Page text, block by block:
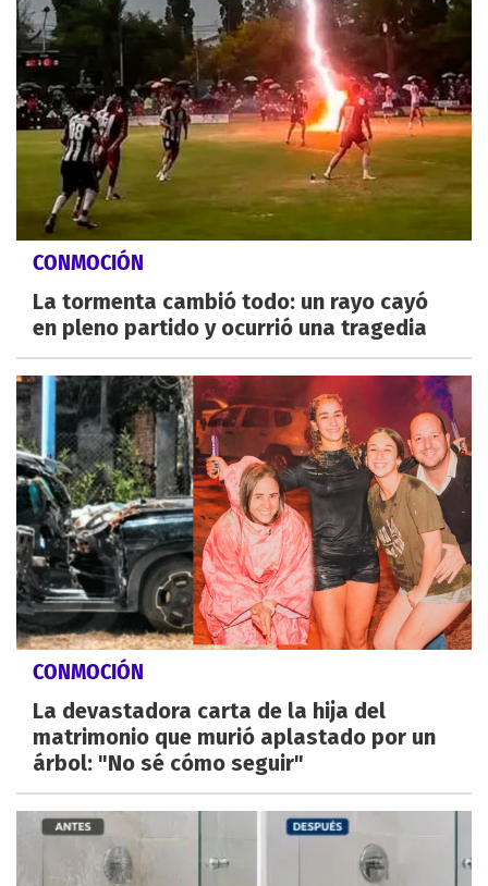
CONMOCIÓN
La tormenta cambió todo: un rayo cayó
en pleno partido y ocurrió una tragedia
CONMOCIÓN
La devastadora carta de la hija del
matrimonio que murió aplastado por un
árbol: "No sé cómo seguir"